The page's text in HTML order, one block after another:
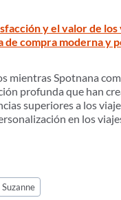
y el valor de
de compra moderna y
mientras Spotnana
profunda que han
superiores a los
en los